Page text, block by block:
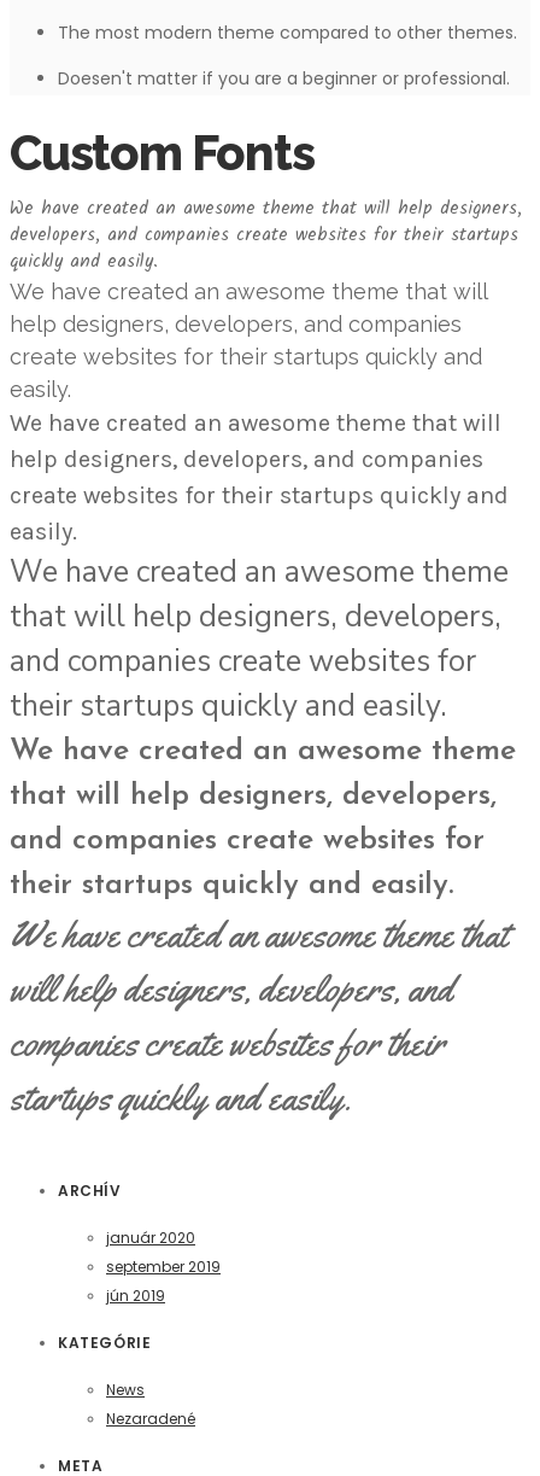
The most modern theme compared to other themes.
Doesen't matter if you are a beginner or professional.
Custom Fonts
We have created an awesome theme that will help designers,
developers, and companies create websites for their startups
quickly and easily.
We have created an awesome theme that will
help designers, developers, and companies
create websites for their startups quickly and
easily.
We have created an awesome theme that will
help designers, developers, and companies
create websites for their startups quickly and
easily.
We have created an awesome theme
that will help designers, developers,
and companies create websites for
their startups quickly and easily.
We have created an awesome theme
that will help designers, developers,
and companies create websites for
their startups quickly and easily.
We have created an awesome theme that
will help designers, developers, and
companies create websites for their
startups quickly and easily.
ARCHÍV
január 2020
september 2019
jún 2019
KATEGÓRIE
News
Nezaradené
META